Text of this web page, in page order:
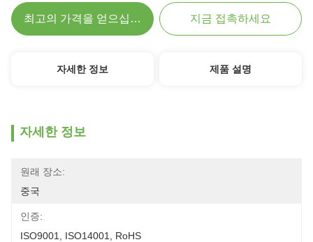
최고의 가격을 얻으십시오 지금 접촉하세요
자세한 정보 제품 설명
자세한 정보
원래 장소:
중국
인증:
ISO9001, ISO14001, RoHS